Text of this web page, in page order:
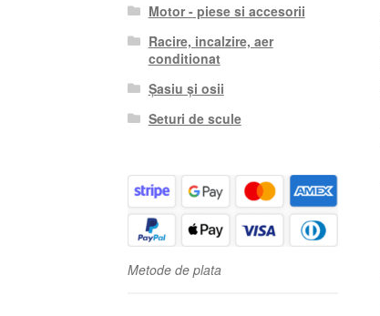
Motor - piese si accesorii
Racire, incalzire, aer
conditionat
Șasiu și osii
Seturi de scule
Metode de plata